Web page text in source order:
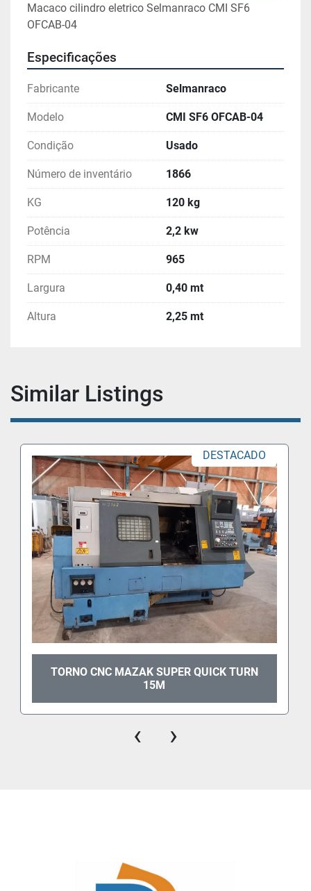
Macaco cilindro eletrico Selmanraco CMI SF6
OFCAB-04
Especificações
Fabricante Selmanraco
Modelo CMI SF6 OFCAB-04
Condição Usado
Número de inventário 1866
KG 120 kg
Potência 2,2 kw
RPM 965
Largura 0,40 mt
Altura 2,25 mt
Similar Listings
DESTACADO
TORNO CNC MAZAK SUPER QUICK TURN
15M
‹ ›